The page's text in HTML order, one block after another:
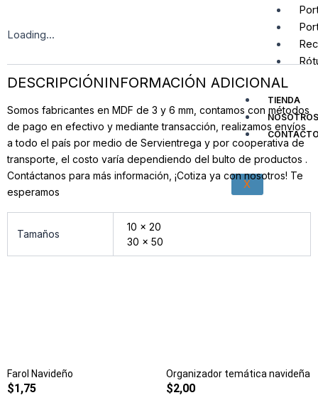
TIENDA
X
Loading...
DESCRIPCIÓNINFORMACIÓN ADICIONAL
Somos fabricantes en MDF de 3 y 6 mm, contamos con métodos
de pago en efectivo y mediante transacción, realizamos envíos
a todo el país por medio de Servientrega y por cooperativa de
transporte, el costo varía dependiendo del bulto de productos .
Contáctanos para más información, ¡Cotiza ya con nosotros! Te
esperamos
Tamaños
10 x 20
30 x 50
Farol Navideño
$1,75
Organizador temática navideña
$2,00